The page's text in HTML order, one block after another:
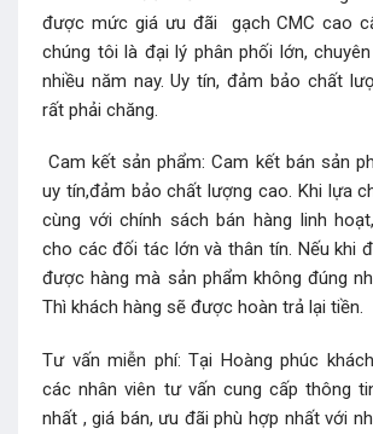
được mức giá ưu đãi gạch CMC cao
chúng tôi là đại lý phân phối lớn,
nhiều năm nay. Uy tín, đảm bảo chất
rất phải chăng.
Cam kết sản phẩm: Cam kết bán sản
uy tín,đảm bảo chất lượng cao. Khi lựa
cùng với chính sách bán hàng linh
cho các đối tác lớn và thân tín. Nếu khi
được hàng mà sản phẩm không đúng
Thì khách hàng sẽ được hoàn trả lại tiền.
Tư vấn miễn phí: Tại Hoàng phúc
các nhân viên tư vấn cung cấp thông
nhất , giá bán, ưu đãi phù hợp nhất với